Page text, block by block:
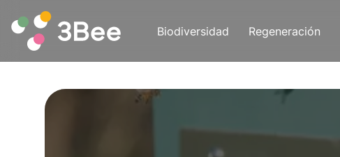
Biodiversidad Regeneración